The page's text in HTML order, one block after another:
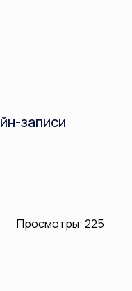
записи
Просмотры: 225